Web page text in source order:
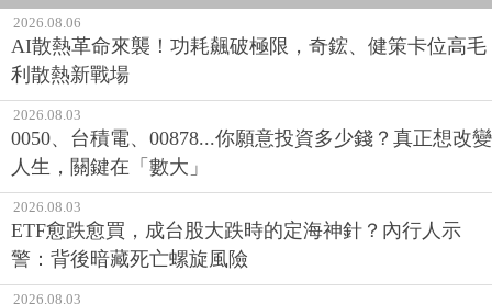
2026.08.06
AI散熱革命來襲！功耗飆破極限，奇鋐、健策卡位高毛
利散熱新戰場
2026.08.03
0050、台積電、00878...你願意投資多少錢？真正想改變
人生，關鍵在「數大」
2026.08.03
ETF愈跌愈買，成台股大跌時的定海神針？內行人示
警：背後暗藏死亡螺旋風險
2026.08.03